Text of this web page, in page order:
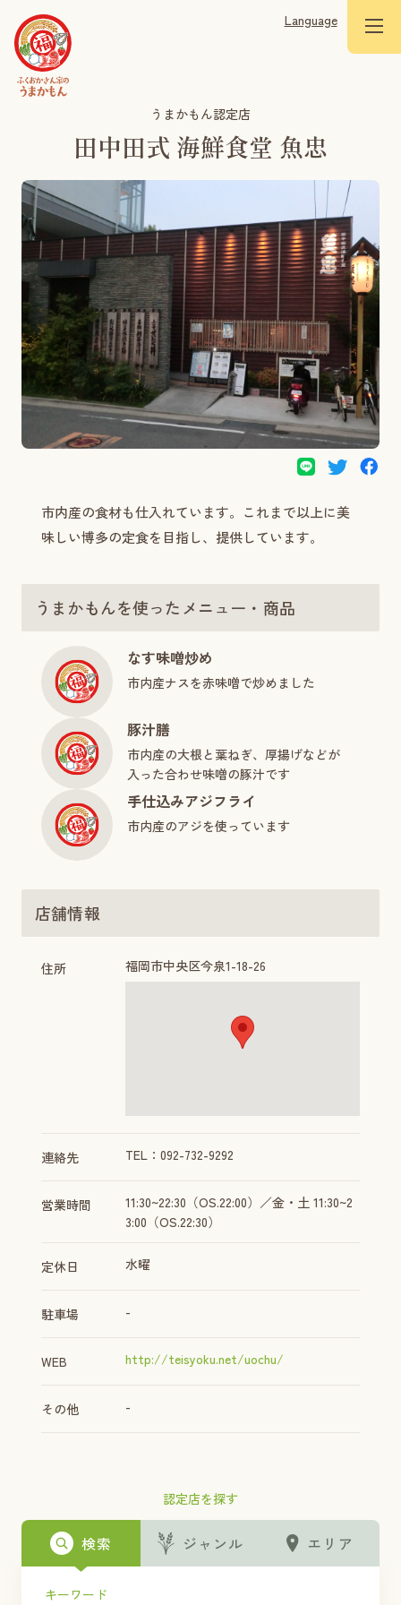
Language
うまかもん認定店
田中田式 海鮮食堂 魚忠
認定店を探す
検索 ジャンル エリア
キーワード
市内産の食材も仕入れています。これまで以上に美
味しい博多の定食を目指し、提供しています。
うまかもんを使ったメニュー・商品
なす味噌炒め
市内産ナスを赤味噌で炒めました
豚汁膳
市内産の大根と葉ねぎ、厚揚げなどが
入った合わせ味噌の豚汁です
手仕込みアジフライ
市内産のアジを使っています
店舗情報
住所 福岡市中央区今泉1-18-26
連絡先 TEL：092-732-9292
営業時間
11:30~22:30（OS.22:00）／金・土 11:30~2
3:00（OS.22:30）
定休日 水曜
駐車場 -
WEB http://teisyoku.net/uochu/
その他 -